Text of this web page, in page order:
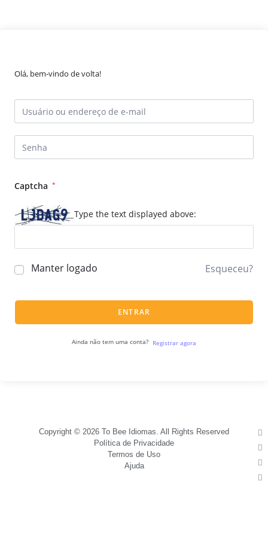
Olá, bem-vindo de volta!
Captcha *
Type the text displayed above:
Manter logado Esqueceu?
ENTRAR
Ainda não tem uma conta? Registrar agora
Copyright © 2026 To Bee Idiomas. All Rights Reserved
Política de Privacidade
Termos de Uso
Ajuda